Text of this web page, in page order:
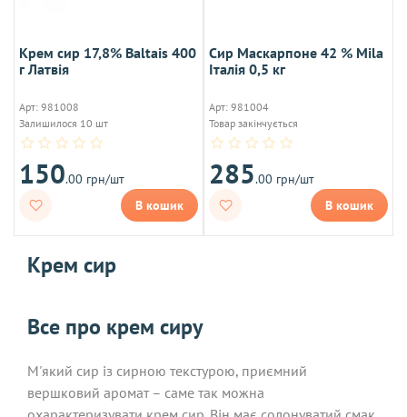
Крем сир 17,8% Baltais 400
г Латвія
Арт: 981008
Залишилося 10 шт
150.00 грн/шт
В кошик
Сир Маскарпоне 42 % Mila
Італія 0,5 кг
Арт: 981004
Товар закінчується
285.00 грн/шт
В кошик
Крем сир
Все про крем сиру
М'який сир із сирною текстурою, приємний
вершковий аромат – саме так можна